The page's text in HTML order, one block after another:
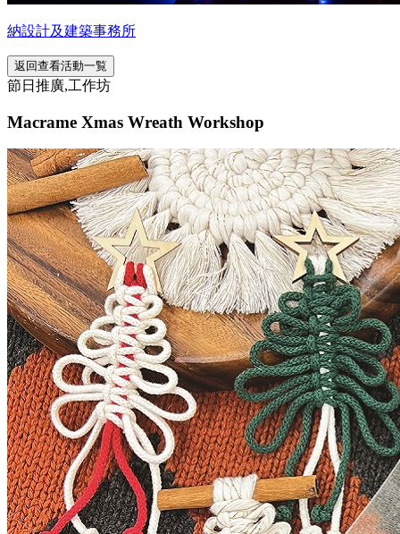
納設計及建築事務所
返回查看活動一覧
節日推廣,工作坊
Macrame Xmas Wreath Workshop